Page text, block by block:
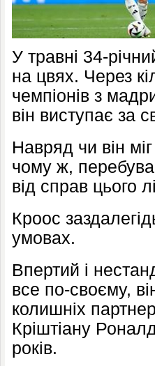
У травні 34-
на цвях. Через
чемпіонів з
він виступає за
Навряд чи він
чому ж,
від справ цього
Кроос
умовах.
Впертий і
все по-своєму,
колишніх
Кріштіану
років.